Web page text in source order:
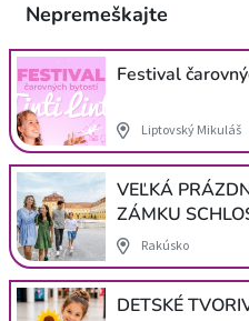
Nepremeškajte
Festival
Liptovský Mikuláš
VEĽKÁ
ZÁMKU
Rakúsko
DETSKÉ